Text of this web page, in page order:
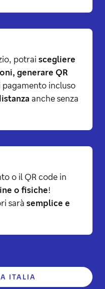
potrai scegliere
generare QR
incluso
anche senza
o il QR code in
o fisiche!
sarà semplice e
ITALIA